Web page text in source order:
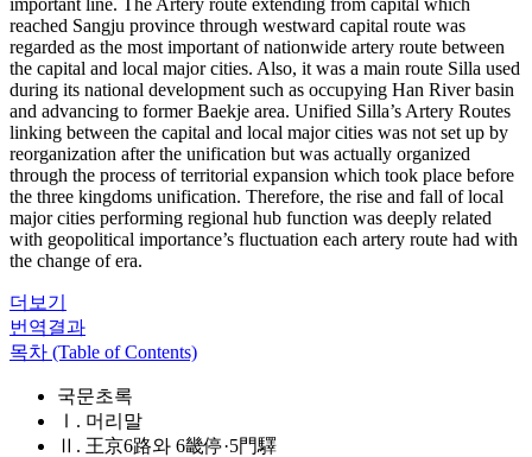
important line. The Artery route extending from capital which
reached Sangju province through westward capital route was
regarded as the most important of nationwide artery route between
the capital and local major cities. Also, it was a main route Silla used
during its national development such as occupying Han River basin
and advancing to former Baekje area. Unified Silla’s Artery Routes
linking between the capital and local major cities was not set up by
reorganization after the unification but was actually organized
through the process of territorial expansion which took place before
the three kingdoms unification. Therefore, the rise and fall of local
major cities performing regional hub function was deeply related
with geopolitical importance’s fluctuation each artery route had with
the change of era.
더보기
번역결과
목차 (Table of Contents)
국문초록
Ⅰ. 머리말
Ⅱ. 王京6路와 6畿停·5門驛